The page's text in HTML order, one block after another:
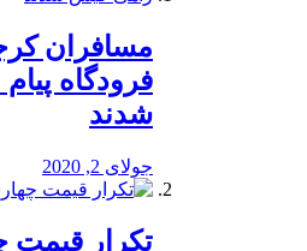
مسافران
فرودگاه
شدند
جولای 2, 2020
تکرار قیمت